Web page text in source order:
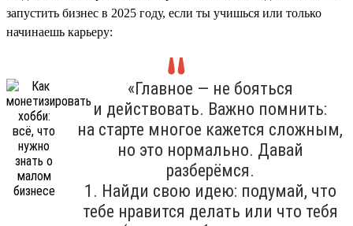
запустить бизнес в 2025 году, если ты учишься или только
начинаешь карьеру:
«Главное — не бояться
и действовать. Важно помнить:
на старте многое кажется сложным,
но это нормально. Давай
разберёмся.
1. Найди свою идею: подумай, что
тебе нравится делать или что тебя